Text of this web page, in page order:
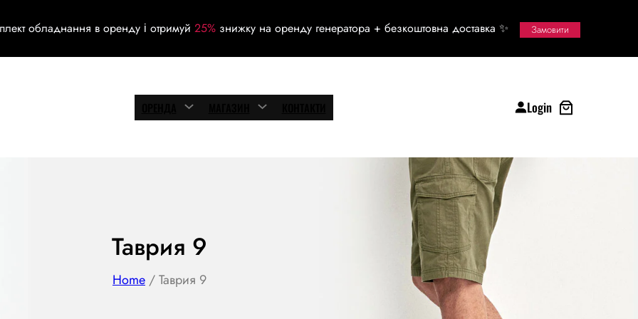
обладнання в оренду і отримуй25% знижку на оренду генератора + безкоштовна доставка ✨ Замовити
Login
Таврия 9
Home / Таврия 9